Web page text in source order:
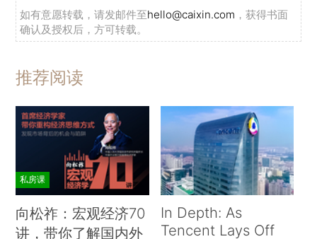
如有意愿转载，请发邮件至hello@caixin.com ，获得书面
确认及授权后，方可转载。
推荐阅读
私房课
向松祚：宏观经济70
讲，带你了解国内外
In Depth: As
Tencent Lays Off